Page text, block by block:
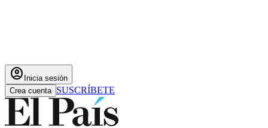
account_circle Inicia sesión
Crea cuenta SUSCRÍBETE